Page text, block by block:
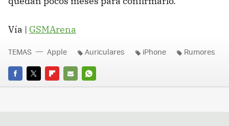
Vía | GSMArena
FACEBOOK
TWITTERFLIPBOARD
E-
WHATSAPP
TEMAS Apple Auriculares iPhone Rumores